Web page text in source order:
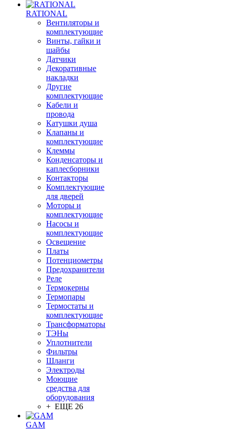
RATIONAL
Вентиляторы и
комплектующие
Винты, гайки и
шайбы
Датчики
Декоративные
накладки
Другие
комплектующие
Кабели и
провода
Катушки душа
Клапаны и
комплектующие
Клеммы
Конденсаторы и
каплесборники
Контакторы
Комплектующие
для дверей
Моторы и
комплектующие
Насосы и
комплектующие
Освещение
Платы
Потенциометры
Предохранители
Реле
Термокерны
Термопары
Термостаты и
комплектующие
Трансформаторы
ТЭНы
Уплотнители
Фильтры
Шланги
Электроды
Моющие
средства для
оборудования
+ ЕЩЕ 26
GAM